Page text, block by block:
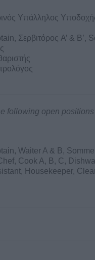
Υπάλληλος
Σερβιτόρος A’ & B’,
following open
Waiter A & B,
Cook A, B, C,
Housekeeper,